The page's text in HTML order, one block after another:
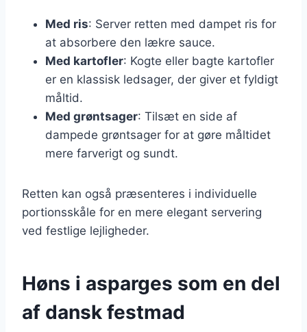
Med ris: Server retten med dampet ris for
at absorbere den lækre sauce.
Med kartofler: Kogte eller bagte kartofler
er en klassisk ledsager, der giver et fyldigt
måltid.
Med grøntsager: Tilsæt en side af
dampede grøntsager for at gøre måltidet
mere farverigt og sundt.
Retten kan også præsenteres i individuelle
portionsskåle for en mere elegant servering
ved festlige lejligheder.
Høns i asparges som en del
af dansk festmad